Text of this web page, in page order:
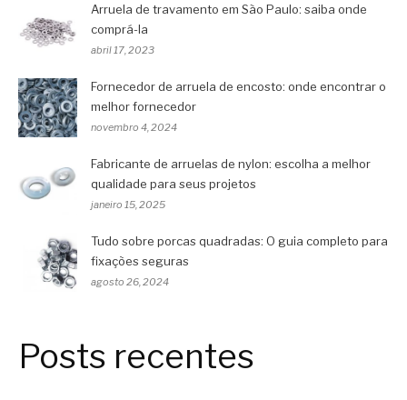
Arruela de travamento em São Paulo: saiba onde
comprá-la
abril 17, 2023
Fornecedor de arruela de encosto: onde encontrar o
melhor fornecedor
novembro 4, 2024
Fabricante de arruelas de nylon: escolha a melhor
qualidade para seus projetos
janeiro 15, 2025
Tudo sobre porcas quadradas: O guia completo para
fixações seguras
agosto 26, 2024
Posts recentes